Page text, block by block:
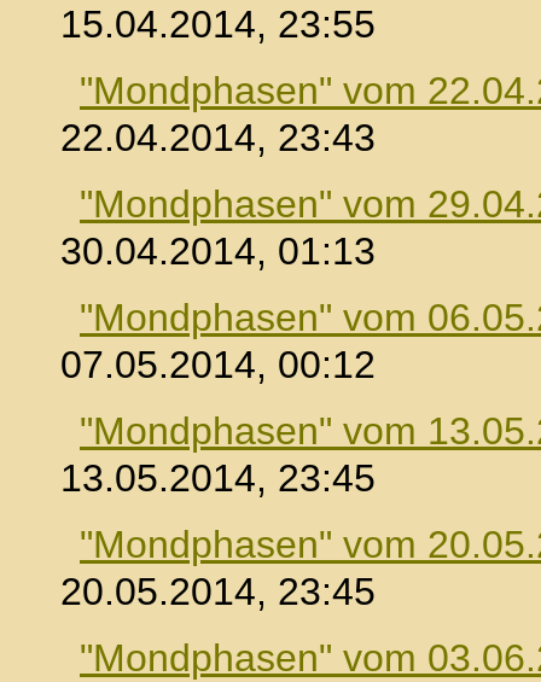
15.04.2014, 23:55
"Mondphasen" vom
22.04.2014, 23:43
"Mondphasen" vom
30.04.2014, 01:13
"Mondphasen" vom
07.05.2014, 00:12
"Mondphasen" vom
13.05.2014, 23:45
"Mondphasen" vom
20.05.2014, 23:45
"Mondphasen" vom